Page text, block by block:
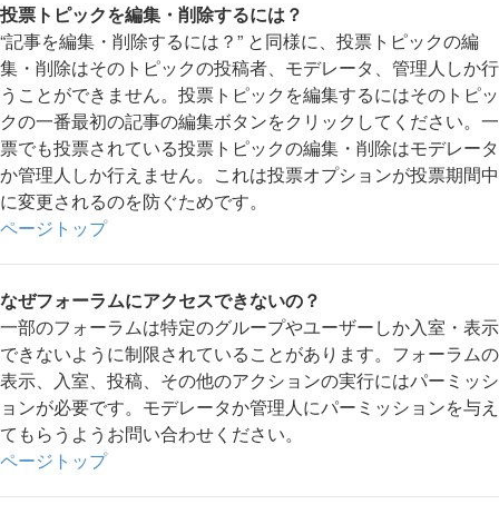
投票トピックを編集・削除するには？
“記事を編集・削除するには？” と同様に、投票トピックの編
集・削除はそのトピックの投稿者、モデレータ、管理人しか行
うことができません。投票トピックを編集するにはそのトピッ
クの一番最初の記事の編集ボタンをクリックしてください。一
票でも投票されている投票トピックの編集・削除はモデレータ
か管理人しか行えません。これは投票オプションが投票期間中
に変更されるのを防ぐためです。
ページトップ
なぜフォーラムにアクセスできないの？
一部のフォーラムは特定のグループやユーザーしか入室・表示
できないように制限されていることがあります。フォーラムの
表示、入室、投稿、その他のアクションの実行にはパーミッシ
ョンが必要です。モデレータか管理人にパーミッションを与え
てもらうようお問い合わせください。
ページトップ